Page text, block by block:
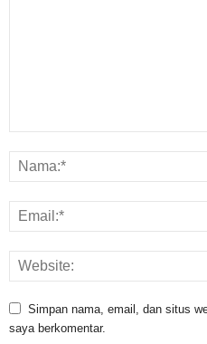
Simpan nama, email, dan situs
saya berkomentar.